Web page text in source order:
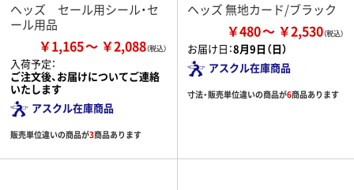
ヘッズ セール用シール・セ
ール用品
￥1,165 ￥2,088
入荷予定：
ご注文後、お届けについてご連絡
いたします
アスクル在庫商品
販売単位違いの商品が3商品あります
ヘッズ 無地カード/ブラック
￥480 ￥2,530
お届け日：8月9日（日）
アスクル在庫商品
寸法・販売単位違いの商品が6商品あります